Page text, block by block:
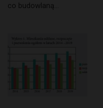
co budowlaną…